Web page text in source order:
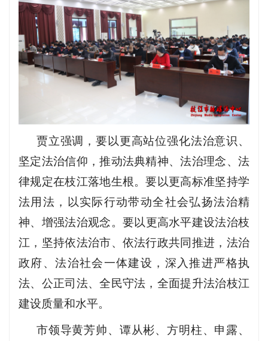
贾立强调，要以更高站位强化法治意识、
坚定法治信仰，推动法典精神、法治理念、法
律规定在枝江落地生根。要以更高标准坚持学
法用法，以实际行动带动全社会弘扬法治精
神、 增强法治观念。要以更高水平建设法治枝
江，坚持依法治市、依法行政共同推进，法治
政府、法治社会一体建设，深入推进严格执
法、公正司法、全民守法，全面提升法治枝江
建设质量和水平。
市领导黄芳帅、谭从彬、方明柱、申露、